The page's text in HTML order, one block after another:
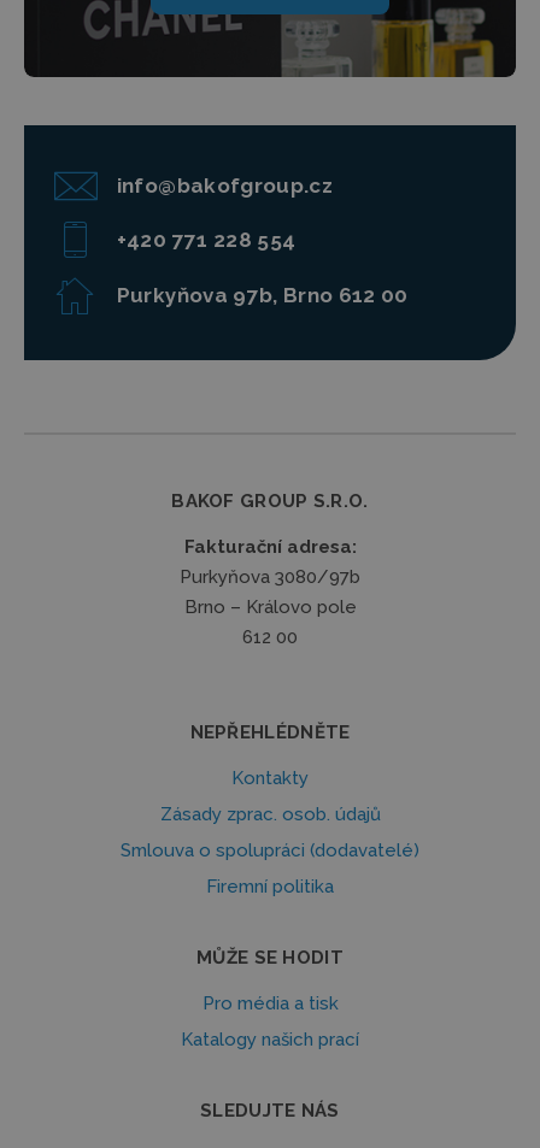
info@bakofgroup.cz
+420 771 228 554
Purkyňova 97b, Brno 612 00
BAKOF GROUP S.R.O.
Fakturační adresa:
Purkyňova 3080/97b
Brno – Královo pole
612 00
NEPŘEHLÉDNĚTE
Kontakty
Zásady zprac. osob. údajů
Smlouva o spolupráci (dodavatelé)
Firemní politika
MŮŽE SE HODIT
Pro média a tisk
Katalogy našich prací
SLEDUJTE NÁS